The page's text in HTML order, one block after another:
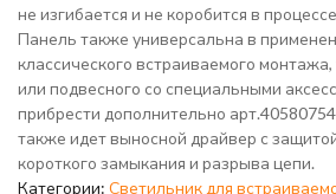
не изгибается и не коробится в
Панель также универсальна в
классического встраиваемого монтажа,
или подвесного со специальными
прибрести дополнительно
также идет выносной драйвер с
короткого замыкания и разрыва цепи.
Категории: Светильник для